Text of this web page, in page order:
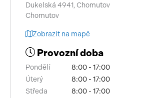
isofix
zadní stěrač
mlhovky
alu kola
Dukelská 4941, Chomutov
Chomutov
Zobrazit na mapě
Provozní doba
Pondělí
8:00 - 17:00
Úterý
8:00 - 17:00
Středa
8:00 - 17:00